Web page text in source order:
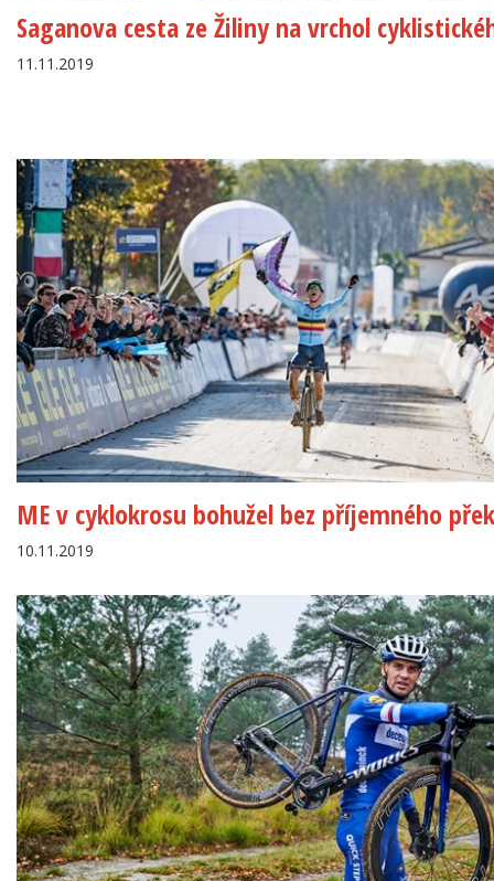
Saganova cesta ze Žiliny na vrchol
11.11.2019
ME v cyklokrosu bohužel bez příjemného
10.11.2019